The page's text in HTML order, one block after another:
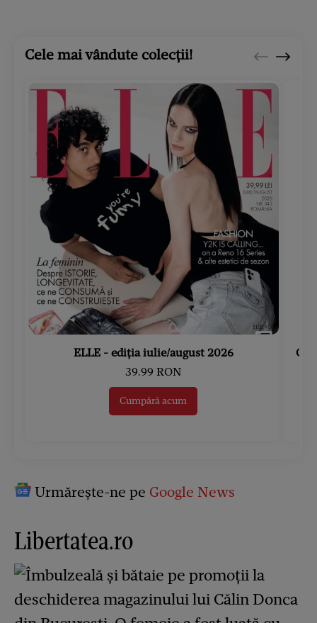
Cele mai vândute colecții!
ELLE - ediția iulie/august 2026
39.99 RON
Cumpără acum
Urmărește-ne pe Google News
Libertatea.ro